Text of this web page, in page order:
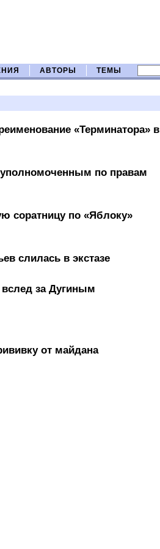
АВТОРЫ ТЕМЫ
«Терминатора» в
уполномоченным по правам
соратницу по «Яблоку»
слилась в экстазе
за Дугиным
от майдана